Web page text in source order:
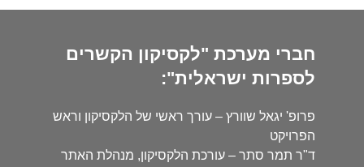
חברי מערכת "לקסיקון הקשרים
לספרות ישראלית":
פרופ' יגאל שוורץ – עורך ראשי של הלקסיקון וראש
הפרויקט
ד"ר תמר סתר – עורכת הלקסיקון, מנהלת האתר